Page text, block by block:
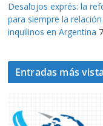
Desalojos exprés: la
para siempre la
inquilinos en Argentina
Entradas más